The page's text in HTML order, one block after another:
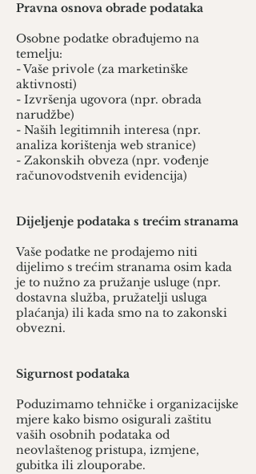
Pravna osnova obrade podataka
Osobne podatke obrađujemo na
temelju:
- Vaše privole (za marketinške
aktivnosti)
- Izvršenja ugovora (npr. obrada
narudžbe)
- Naših legitimnih interesa (npr.
analiza korištenja web stranice)
- Zakonskih obveza (npr. vođenje
računovodstvenih evidencija)
Dijeljenje podataka s trećim stranama
Vaše podatke ne prodajemo niti
dijelimo s trećim stranama osim kada
je to nužno za pružanje usluge (npr.
dostavna služba, pružatelji usluga
plaćanja) ili kada smo na to zakonski
obvezni.
Sigurnost podataka
Poduzimamo tehničke i organizacijske
mjere kako bismo osigurali zaštitu
vaših osobnih podataka od
neovlaštenog pristupa, izmjene,
gubitka ili zlouporabe.